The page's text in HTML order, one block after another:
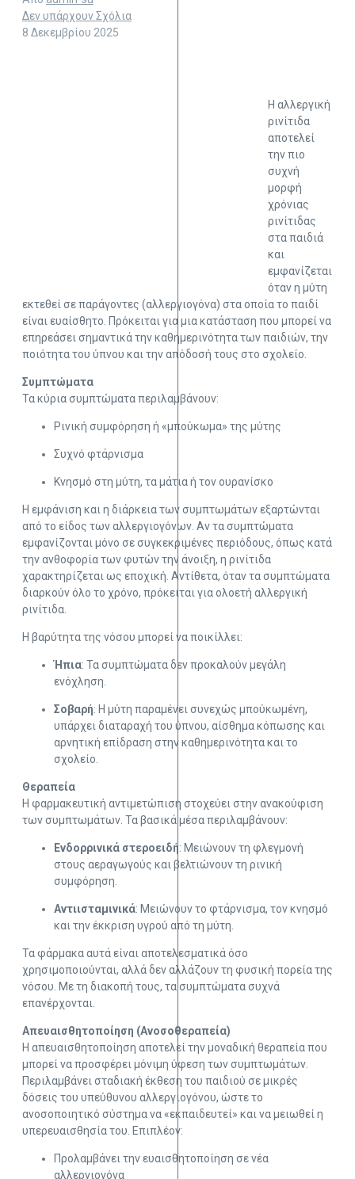
Δεν υπάρχουν Σχόλια
8 Δεκεμβρίου 2025
Η αλλεργική
ρινίτιδα
αποτελεί
την πιο
συχνή
μορφή
χρόνιας
ρινίτιδας
στα παιδιά
και
εμφανίζεται
όταν η μύτη
εκτεθεί σε παράγοντες (αλλεργιογόνα) στα οποία το παιδί
είναι ευαίσθητο. Πρόκειται για μια κατάσταση που μπορεί να
επηρεάσει σημαντικά την καθημερινότητα των παιδιών, την
ποιότητα του ύπνου και την απόδοσή τους στο σχολείο.
Συμπτώματα
Τα κύρια συμπτώματα περιλαμβάνουν:
Ρινική συμφόρηση ή «μπούκωμα» της μύτης
Συχνό φτάρνισμα
Κνησμό στη μύτη, τα μάτια ή τον ουρανίσκο
Η εμφάνιση και η διάρκεια των συμπτωμάτων εξαρτώνται
από το είδος των αλλεργιογόνων. Αν τα συμπτώματα
εμφανίζονται μόνο σε συγκεκριμένες περιόδους, όπως κατά
την ανθοφορία των φυτών την άνοιξη, η ρινίτιδα
χαρακτηρίζεται ως εποχική. Αντίθετα, όταν τα συμπτώματα
διαρκούν όλο το χρόνο, πρόκειται για ολοετή αλλεργική
ρινίτιδα.
Η βαρύτητα της νόσου μπορεί να ποικίλλει:
Ήπια: Τα συμπτώματα δεν προκαλούν μεγάλη
ενόχληση.
Σοβαρή: Η μύτη παραμένει συνεχώς μπούκωμένη,
υπάρχει διαταραχή του ύπνου, αίσθημα κόπωσης και
αρνητική επίδραση στην καθημερινότητα και το
σχολείο.
Θεραπεία
Η φαρμακευτική αντιμετώπιση στοχεύει στην ανακούφιση
των συμπτωμάτων. Τα βασικά μέσα περιλαμβάνουν:
Ενδορρινικά στεροειδή: Μειώνουν τη φλεγμονή
στους αεραγωγούς και βελτιώνουν τη ρινική
συμφόρηση.
Αντιισταμινικά: Μειώνουν το φτάρνισμα, τον κνησμό
και την έκκριση υγρού από τη μύτη.
Τα φάρμακα αυτά είναι αποτελεσματικά όσο
χρησιμοποιούνται, αλλά δεν αλλάζουν τη φυσική πορεία της
νόσου. Με τη διακοπή τους, τα συμπτώματα συχνά
επανέρχονται.
Απευαισθητοποίηση (Ανοσοθεραπεία)
Η απευαισθητοποίηση αποτελεί την μοναδική θεραπεία που
μπορεί να προσφέρει μόνιμη ύφεση των συμπτωμάτων.
Περιλαμβάνει σταδιακή έκθεση του παιδιού σε μικρές
δόσεις του υπεύθυνου αλλεργιογόνου, ώστε το
ανοσοποιητικό σύστημα να «εκπαιδευτεί» και να μειωθεί η
υπερευαισθησία του. Επιπλέον:
Προλαμβάνει την ευαισθητοποίηση σε νέα
αλλεργιογόνα